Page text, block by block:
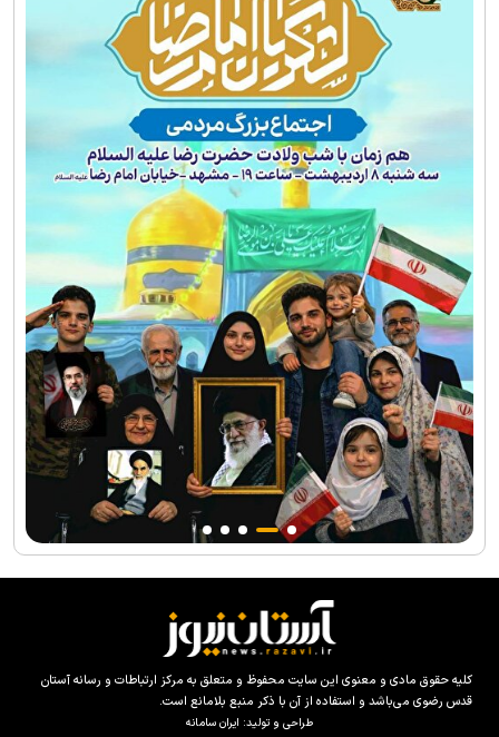
کلیه حقوق مادی و معنوی این سایت محفوظ و متعلق به مرکز ارتباطات و رسانه آستان
قدس رضوی می‌باشد و استفاده از آن با ذکر منبع بلامانع است.
طراحی و تولید: ایران سامانه